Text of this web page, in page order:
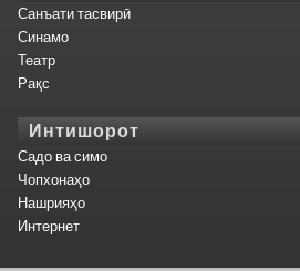
Санъати тасвирӣ
Синамо
Театр
Рақс
Интишорот
Садо ва симо
Чопхонаҳо
Нашрияҳо
Интернет